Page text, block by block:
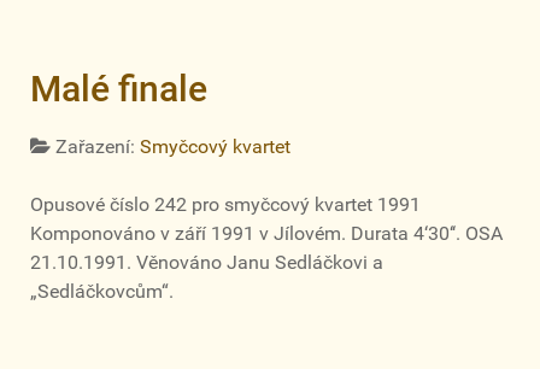
Malé finale
Zařazení: Smyčcový kvartet
Opusové číslo 242 pro smyčcový kvartet 1991
Komponováno v září 1991 v Jílovém. Durata 4‘30‘‘. OSA
21.10.1991. Věnováno Janu Sedláčkovi a
„Sedláčkovcům“.